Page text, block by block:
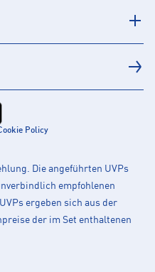
Policy
Die angeführten UVPs
empfohlenen
ergeben sich aus der
der im Set enthaltenen